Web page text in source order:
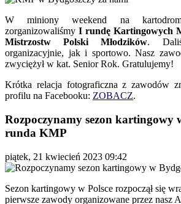
W miniony weekend na
zorganizowaliśmy I rundę Kartingowych
Mistrzostw Polski Młodzików.
organizacyjnie, jak i sportowo. Nasz
zwyciężył w kat. Senior Rok. Gratulujemy!
Krótka relacja fotograficzna z zawodów
profilu na Facebooku: ZOBACZ.
Rozpoczynamy sezon kartingowy
runda KMP
piątek, 21 kwiecień 2023 09:42
Sezon kartingowy w Polsce rozpoczął się
pierwsze zawody organizowane przez nasz